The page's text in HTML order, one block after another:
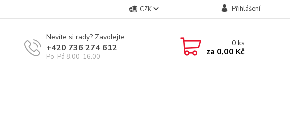
CZK Přihlášení
Nevíte si rady? Zavolejte.
+420 736 274 612
Po-Pá 8.00-16.00
0ks
za 0,00 Kč